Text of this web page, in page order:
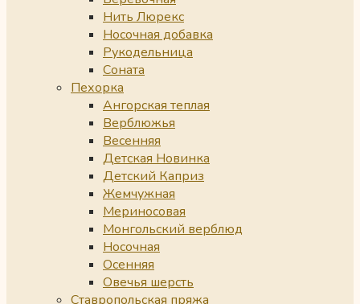
Нить Люрекс
Носочная добавка
Рукодельница
Соната
Пехорка
Ангорская теплая
Верблюжья
Весенняя
Детская Новинка
Детский Каприз
Жемчужная
Мериносовая
Монгольский верблюд
Носочная
Осенняя
Овечья шерсть
Ставропольская пряжа